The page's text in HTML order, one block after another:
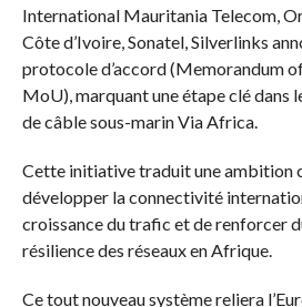
International Mauritania Telecom,
Côte d’Ivoire, Sonatel, Silverlinks
protocole d’accord (Memorandum
MoU), marquant une étape clé dans
de câble sous-marin Via Africa.
Cette initiative traduit une ambition
développer la connectivité
croissance du trafic et de renforcer
résilience des réseaux en Afrique.
Ce tout nouveau système reliera